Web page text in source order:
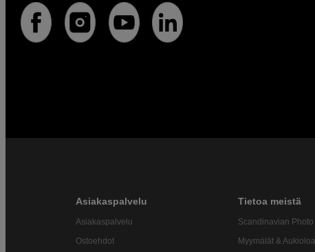
Asiakaspalvelu
Asiakaspalvelu
Ostoehdot
Tietoa meistä
Scandinavian Photo
Myymälät &